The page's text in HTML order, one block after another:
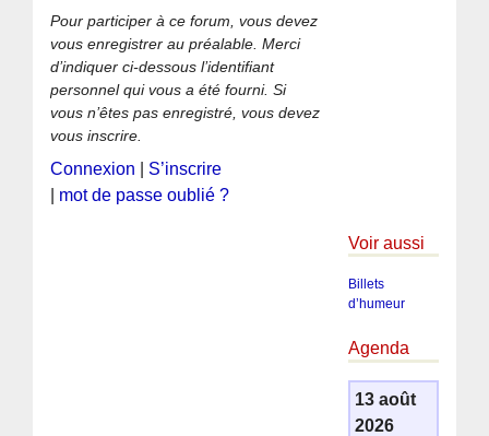
Pour participer à ce forum, vous devez
vous enregistrer au préalable. Merci
d’indiquer ci-dessous l’identifiant
personnel qui vous a été fourni. Si
vous n’êtes pas enregistré, vous devez
vous inscrire.
Connexion
S’inscrire
mot de passe oublié ?
Voir aussi
Billets
d’humeur
Agenda
13 août
2026